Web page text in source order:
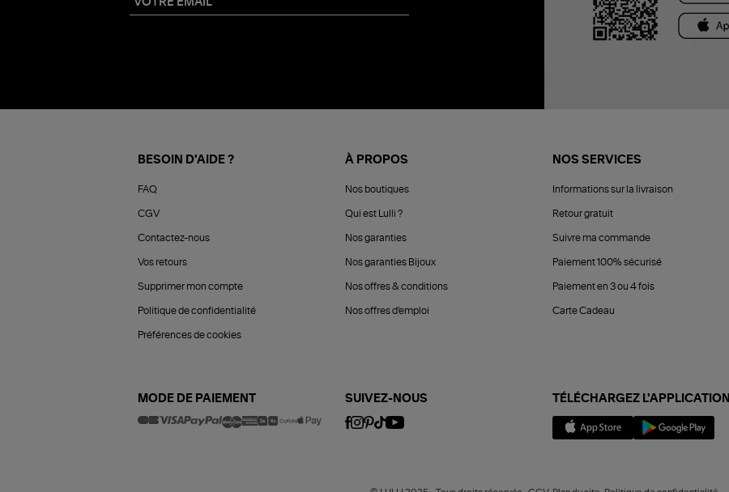
BESOIN D'AIDE ?
FAQ
CGV
Contactez-nous
Vos retours
Supprimer mon compte
Politique de confidentialité
Préférences de cookies
À PROPOS
Nos boutiques
Qui est Lulli ?
Nos garanties
Nos garanties Bijoux
Nos offres & conditions
Nos offres d'emploi
NOS SERVICES
Informations sur la livraison
Retour gratuit
Suivre ma commande
Paiement 100% sécurisé
Paiement en 3 ou 4 fois
Carte Cadeau
MODE DE PAIEMENT SUIVEZ-NOUS TÉLÉCHARGEZ L'APPLICATION